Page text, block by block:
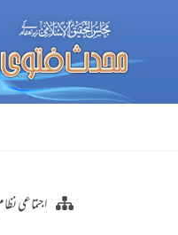
اجتماعی